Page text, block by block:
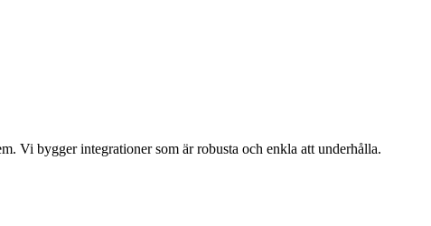
Vi bygger integrationer som är robusta och enkla att underhålla.